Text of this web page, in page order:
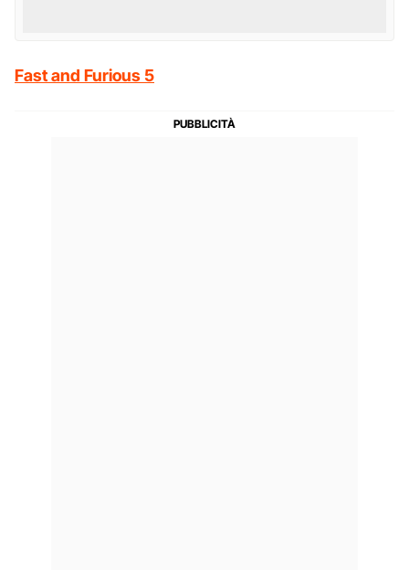
Fast and Furious 5